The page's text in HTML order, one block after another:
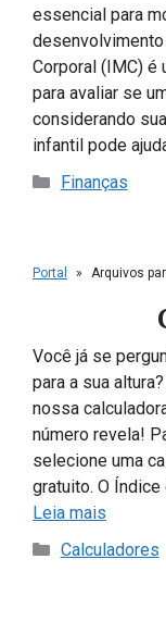
essencial para
Corporal (IMC) é
para avaliar se
considerando
infantil pode
Categorias
Finanças
Portal » Arquivos
Você já se
para a sua
nossa
número revela!
selecione uma
gratuito. O
Leia mais
Categorias
Calculadores